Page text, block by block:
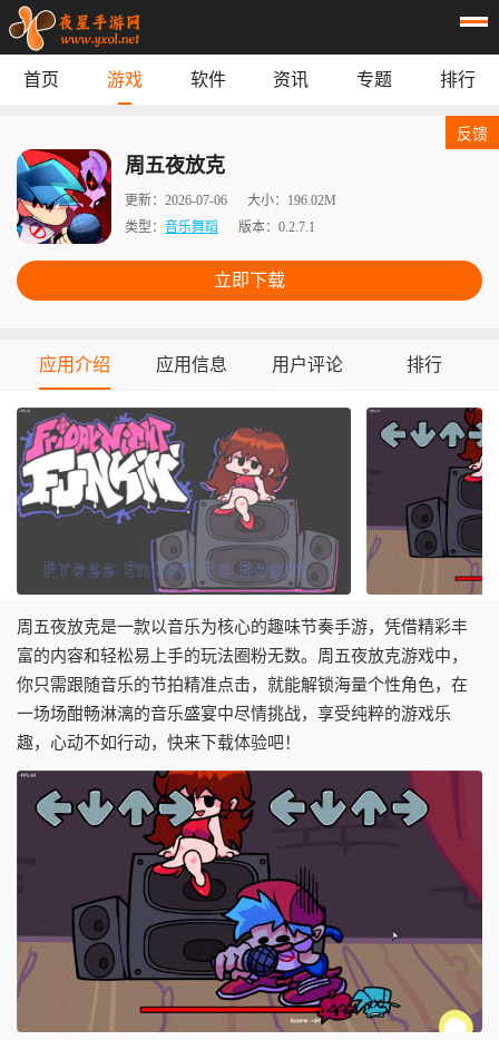
专题 榜单
首页 游戏 软件 资讯 专题 排行
周五夜放克
更新： 2026-07-06 大小： 196.02M
类型： 音乐舞蹈 版本： 0.2.7.1
立即下载
反馈
应用介绍 应用信息 用户评论 排行
周五夜放克是一款以音乐为核心的趣味节奏手游，凭借精彩丰
富的内容和轻松易上手的玩法圈粉无数。周五夜放克游戏中，
你只需跟随音乐的节拍精准点击，就能解锁海量个性角色，在
一场场酣畅淋漓的音乐盛宴中尽情挑战，享受纯粹的游戏乐
趣，心动不如行动，快来下载体验吧！